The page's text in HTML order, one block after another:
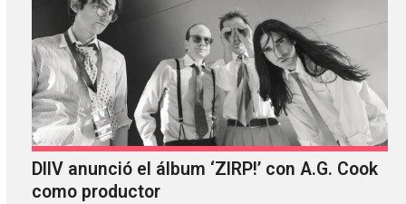
DIIV anunció el álbum ‘ZIRP!’ con A.G. Cook
como productor